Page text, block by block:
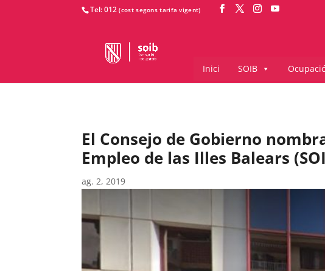
Tel: 012
Inici SOIB
El Consejo de Gobierno
Empleo de las Illes Balears
ag. 2, 2019